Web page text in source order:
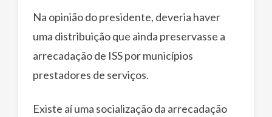
Na opinião do presidente, deveria haver
uma distribuição que ainda preservasse a
arrecadação de ISS por municípios
prestadores de serviços.
Existe aí uma socialização da arrecadação